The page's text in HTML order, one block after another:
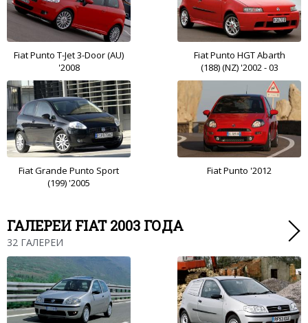
Fiat Punto T-Jet 3-Door (AU)
'2008
Fiat Punto HGT Abarth
(188) (NZ) '2002 - 03
Fiat Grande Punto Sport
(199) '2005
Fiat Punto '2012
ГАЛЕРЕИ FIAT 2003 ГОДА
32 ГАЛЕРЕИ